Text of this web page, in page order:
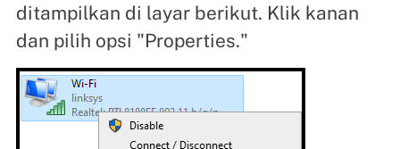
ditampilkan di layar berikut. Klik kanan
dan pilih opsi "Properties."